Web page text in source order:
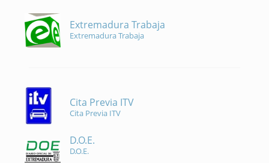
Extremadura Trabaja
Extremadura Trabaja
Cita Previa ITV
Cita Previa ITV
D.O.E.
D.O.E.